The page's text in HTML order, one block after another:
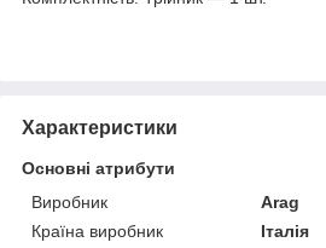
Характеристики
Основні атрибути
Виробник
Arag
Країна виробник
Італія